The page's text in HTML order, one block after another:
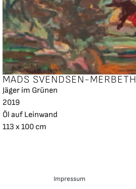
MADS SVENDSEN-MERBETH
Jäger im Grünen
2019
Öl auf Leinwand
113 x 100 cm
Impressum